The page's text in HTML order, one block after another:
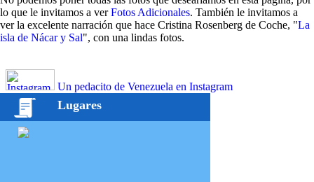
lo que le invitamos a verFotos Adicionales. También le invitamos a
ver la excelente narración que hace Cristina Rosenberg de Coche, "La
isla de Nácar y Sal", con una lindas fotos.
Un pedacito de Venezuela en Instagram
Lugares